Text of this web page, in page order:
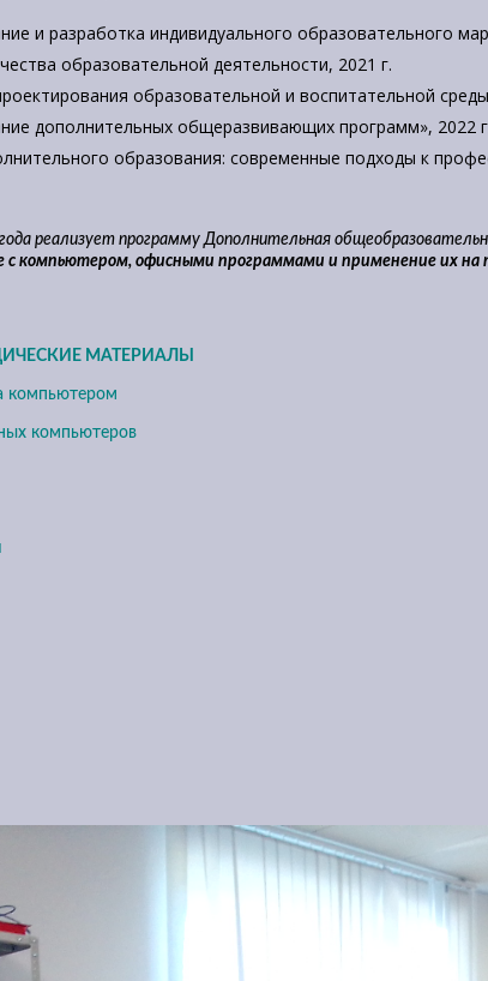
и разработка индивидуального образовательного
образовательной деятельности, 2021 г.
образовательной и воспитательной
дополнительных общеразвивающих программ», 2022
образования: современные подходы к
реализует программу Дополнительная
с компьютером, офисными программами и применение их на
МАТЕРИАЛЫ
компьютером
компьютеров